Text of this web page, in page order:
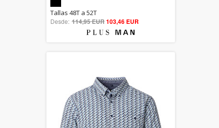
5.00
out of 5
Tallas 48T a 52T
Desde: 114,95 EUR103,46 EUR